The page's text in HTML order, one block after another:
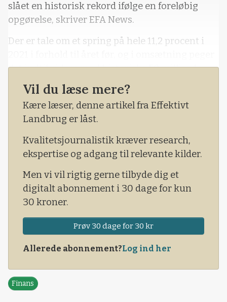
slået en historisk rekord ifølge en foreløbig
opgørelse, skriver EFA News.
Der er tale om et spring på hele 11,2 procent i
det indtil videre mod historiske 50 milliarder
euro, hvilket aldrig før er registreret i Italiens
historie.
Analysen er foretaget af den italienske
Vil du læse mere?
Kære læser, denne artikel fra Effektivt
Landbrug er låst.
Kvalitetsjournalistik kræver research,
ekspertise og adgang til relevante kilder.
Men vi vil rigtig gerne tilbyde dig et
digitalt abonnement i 30 dage for kun
30 kroner.
Prøv 30 dage for 30 kr
Allerede abonnement?Log ind her
Finans